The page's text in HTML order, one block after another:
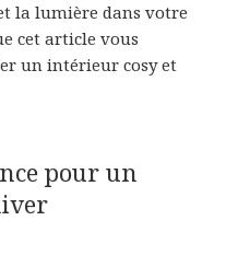
la lumière dans votre
cet article vous
un intérieur cosy et
pour un